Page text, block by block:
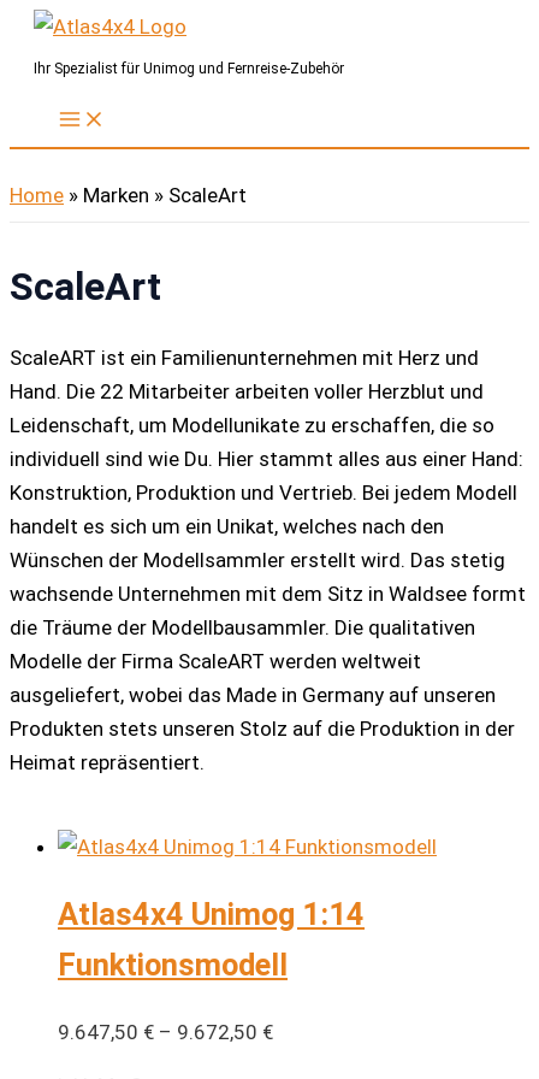
Zum
InhaltIhr Spezialist für Unimog und Fernreise-Zubehör
Home » Marken » ScaleArt
ScaleArt
ScaleART ist ein Familienunternehmen mit Herz und
Hand. Die 22 Mitarbeiter arbeiten voller Herzblut und
Leidenschaft, um Modellunikate zu erschaffen, die so
individuell sind wie Du. Hier stammt alles aus einer Hand:
Konstruktion, Produktion und Vertrieb. Bei jedem Modell
handelt es sich um ein Unikat, welches nach den
Wünschen der Modellsammler erstellt wird. Das stetig
wachsende Unternehmen mit dem Sitz in Waldsee formt
die Träume der Modellbausammler. Die qualitativen
Modelle der Firma ScaleART werden weltweit
ausgeliefert, wobei das Made in Germany auf unseren
Produkten stets unseren Stolz auf die Produktion in der
Heimat repräsentiert.
Atlas4x4 Unimog 1:14
Funktionsmodell
9.647,50 € – 9.672,50 €